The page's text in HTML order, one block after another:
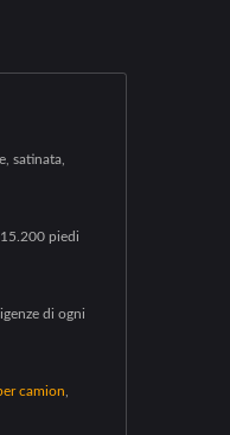
satinata,
piedi
di ogni
camion